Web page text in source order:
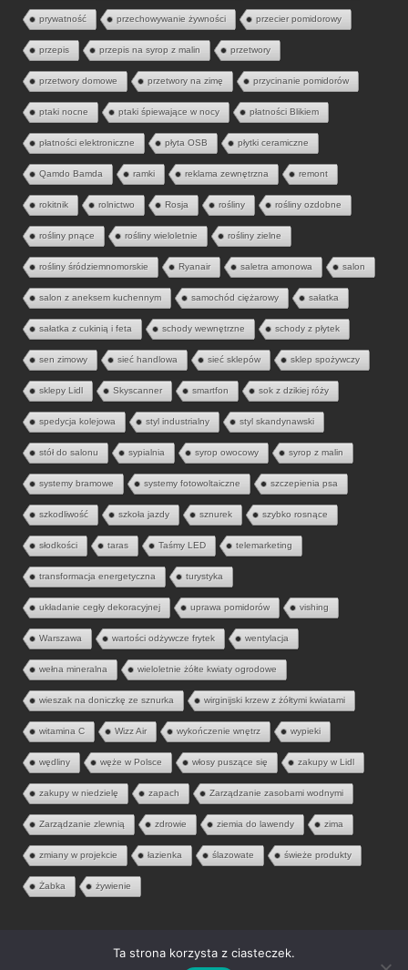
prywatność przechowywanie żywności przecier pomidorowy
przepis przepis na syrop z malin przetwory
przetwory domowe przetwory na zimę przycinanie pomidorów
ptaki nocne ptaki śpiewające w nocy płatności Blikiem
płatności elektroniczne płyta OSB płytki ceramiczne
Qamdo Bamda ramki reklama zewnętrzna remont
rokitnik rolnictwo Rosja rośliny rośliny ozdobne
rośliny pnące rośliny wieloletnie rośliny zielne
rośliny śródziemnomorskie Ryanair saletra amonowa salon
salon z aneksem kuchennym samochód ciężarowy sałatka
sałatka z cukinią i feta schody wewnętrzne schody z płytek
sen zimowy sieć handlowa sieć sklepów sklep spożywczy
sklepy Lidl Skyscanner smartfon sok z dzikiej róży
spedycja kolejowa styl industrialny styl skandynawski
stół do salonu sypialnia syrop owocowy syrop z malin
systemy bramowe systemy fotowoltaiczne szczepienia psa
szkodliwość szkoła jazdy sznurek szybko rosnące
słodkości taras Taśmy LED telemarketing
transformacja energetyczna turystyka
układanie cegły dekoracyjnej uprawa pomidorów vishing
Warszawa wartości odżywcze frytek wentylacja
wełna mineralna wieloletnie żółte kwiaty ogrodowe
wieszak na doniczkę ze sznurka wirginijski krzew z żółtymi kwiatami
witamina C Wizz Air wykończenie wnętrz wypieki
wędliny węże w Polsce włosy puszące się zakupy w Lidl
zakupy w niedzielę zapach Zarządzanie zasobami wodnymi
Zarządzanie zlewnią zdrowie ziemia do lawendy zima
zmiany w projekcie łazienka ślazowate świeże produkty
Żabka żywienie
Ta strona korzysta z ciasteczek.